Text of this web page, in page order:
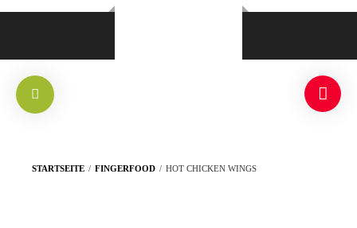
STARTSEITE / FINGERFOOD / HOT CHICKEN WINGS